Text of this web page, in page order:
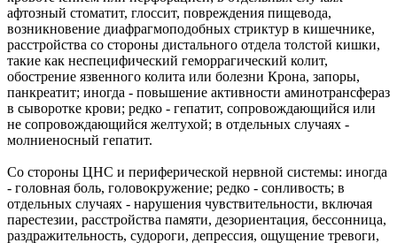
афтозный стоматит, глоссит, повреждения пищевода,
возникновение диафрагмоподобных стриктур в кишечнике,
расстройства со стороны дистального отдела толстой кишки,
такие как неспецифический геморрагический колит,
обострение язвенного колита или болезни Крона, запоры,
панкреатит; иногда - повышение активности аминотрансфераз
в сыворотке крови; редко - гепатит, сопровождающийся или
не сопровождающийся желтухой; в отдельных случаях -
молниеносный гепатит.
Со стороны ЦНС и периферической нервной системы: иногда
- головная боль, головокружение; редко - сонливость; в
отдельных случаях - нарушения чувствительности, включая
парестезии, расстройства памяти, дезориентация, бессонница,
раздражительность, судороги, депрессия, ощущение тревоги,